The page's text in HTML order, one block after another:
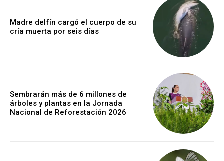
Madre delfín cargó el cuerpo de su
cría muerta por seis días
Sembrarán más de 6 millones de
árboles y plantas en la Jornada
Nacional de Reforestación 2026